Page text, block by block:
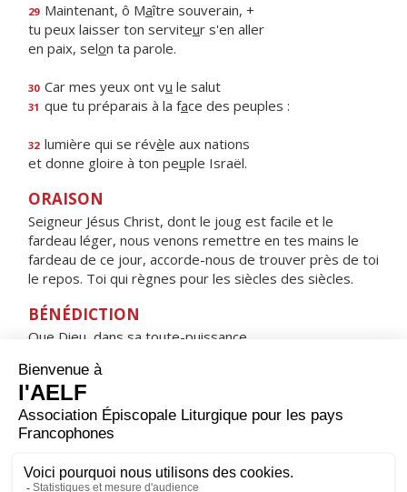
29 Maintenant, ô Maître souverain, +
tu peux laisser ton serviteur s'en aller
en paix, selon ta parole.
30 Car mes yeux ont vu le salut
31 que tu préparais à la face des peuples :
32 lumière qui se révèle aux nations
et donne gloire à ton peuple Israël.
ORAISON
Seigneur Jésus Christ, dont le joug est facile et le
fardeau léger, nous venons remettre en tes mains le
fardeau de ce jour, accorde-nous de trouver près de toi
le repos. Toi qui règnes pour les siècles des siècles.
BÉNÉDICTION
Que Dieu, dans sa toute-puissance,
et nous tienne en sa bénédiction. Amen.
HYMNE : REGINA CÆLI, LÆTARE, ALLELUIA
Regina cæli, lætare, alleluia,
resurrexit sicut dixit, alleluia ;